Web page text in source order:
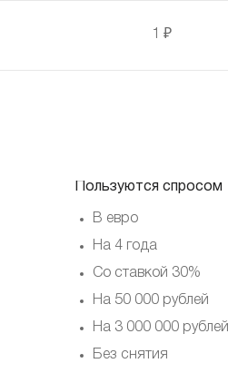
1 ₽
Пользуются спросом
В евро
На 4 года
Со ставкой 30%
На 50 000 рублей
На 3 000 000 рублей
Без снятия